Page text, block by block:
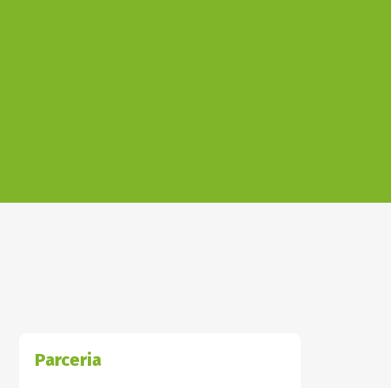
Parceria